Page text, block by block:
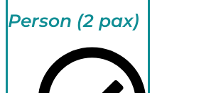
Person (2 pax)